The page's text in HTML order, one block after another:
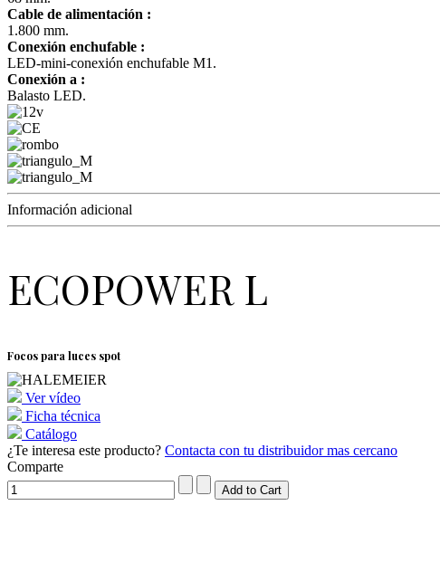
Cable de alimentación :
1.800 mm.
Conexión enchufable :
LED-mini-conexión enchufable M1.
Conexión a :
Balasto LED.
Información adicional
ECOPOWER L
Focos para luces spot
Ver vídeo
Ficha técnica
Catálogo
¿Te interesa este producto? Contacta con tu distribuidor mas cercano
Comparte